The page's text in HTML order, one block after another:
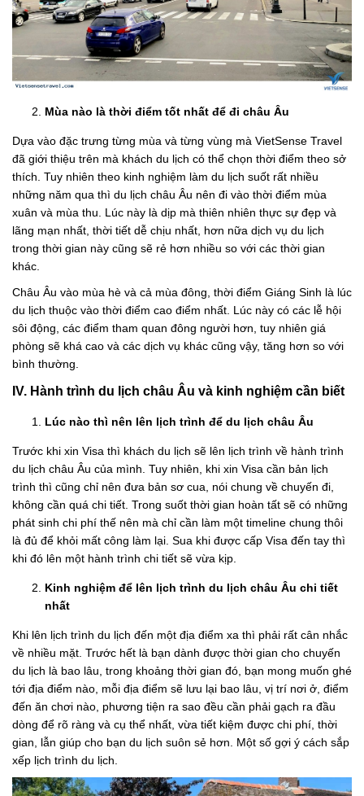
Mùa nào là thời điểm tốt nhất để đi châu Âu
Dựa vào đặc trưng từng mùa và từng vùng mà VietSense Travel
đã giới thiệu trên mà khách du lịch có thể chọn thời điểm theo sở
thích. Tuy nhiên theo kinh nghiệm làm du lịch suốt rất nhiều
những năm qua thì du lịch châu Âu nên đi vào thời điểm mùa
xuân và mùa thu. Lúc này là dịp mà thiên nhiên thực sự đẹp và
lãng mạn nhất, thời tiết dễ chịu nhất, hơn nữa dịch vụ du lịch
trong thời gian này cũng sẽ rẻ hơn nhiều so với các thời gian
khác.
Châu Âu vào mùa hè và cả mùa đông, thời điểm Giáng Sinh là lúc
du lịch thuộc vào thời điểm cao điểm nhất. Lúc này có các lễ hội
sôi động, các điểm tham quan đông người hơn, tuy nhiên giá
phòng sẽ khá cao và các dịch vụ khác cũng vậy, tăng hơn so với
bình thường.
IV. Hành trình du lịch châu Âu và kinh nghiệm cần biết
Lúc nào thì nên lên lịch trình để du lịch châu Âu
Trước khi xin Visa thì khách du lịch sẽ lên lịch trình về hành trình
du lịch châu Âu của mình. Tuy nhiên, khi xin Visa cần bản lịch
trình thì cũng chỉ nên đưa bản sơ cua, nói chung về chuyến đi,
không cần quá chi tiết. Trong suốt thời gian hoàn tất sẽ có những
phát sinh chi phí thế nên mà chỉ cần làm một timeline chung thôi
là đủ để khỏi mất công làm lại. Sua khi được cấp Visa đến tay thì
khi đó lên một hành trình chi tiết sẽ vừa kịp.
Kinh nghiệm để lên lịch trình du lịch châu Âu chi tiết
nhất
Khi lên lịch trình du lịch đến một địa điểm xa thì phải rất cân nhắc
về nhiều mặt. Trước hết là bạn dành được thời gian cho chuyến
du lịch là bao lâu, trong khoảng thời gian đó, bạn mong muốn ghé
tới địa điểm nào, mỗi địa điểm sẽ lưu lại bao lâu, vị trí nơi ở, điểm
đến ăn chơi nào, phương tiện ra sao đều cần phải gạch ra đầu
dòng để rõ ràng và cụ thể nhất, vừa tiết kiệm được chi phí, thời
gian, lẫn giúp cho bạn du lịch suôn sẻ hơn. Một số gợi ý cách sắp
xếp lịch trình du lịch.